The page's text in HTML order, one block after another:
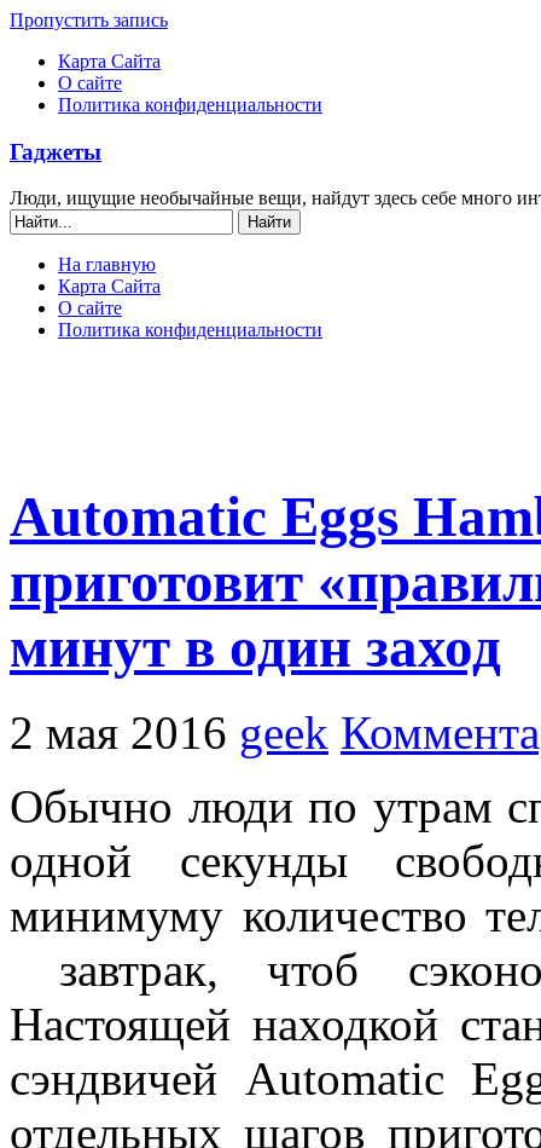
Пропустить запись
Карта Сайта
О сайте
Политика конфиденциальности
Гаджеты
Люди, ищущие необычайные вещи, найдут здесь себе много
На главную
Карта Сайта
О сайте
Политика конфиденциальности
Automatic Eggs
приготовит
минут в один заход
2 мая 2016 geek
Обычно люди по утрам
одной секунды
минимуму количество
завтрак, чтоб
Настоящей находкой
сэндвичей Automatic
отдельных шагов